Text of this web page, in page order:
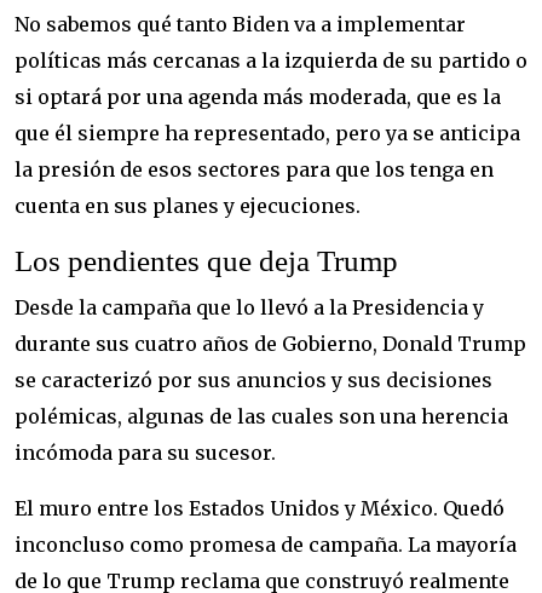
No sabemos qué tanto Biden va a implementar
políticas más cercanas a la izquierda de su partido o
si optará por una agenda más moderada, que es la
que él siempre ha representado, pero ya se anticipa
la presión de esos sectores para que los tenga en
cuenta en sus planes y ejecuciones.
Los pendientes que deja Trump
Desde la campaña que lo llevó a la Presidencia y
durante sus cuatro años de Gobierno, Donald Trump
se caracterizó por sus anuncios y sus decisiones
polémicas, algunas de las cuales son una herencia
incómoda para su sucesor.
El muro entre los Estados Unidos y México. Quedó
inconcluso como promesa de campaña. La mayoría
de lo que Trump reclama que construyó realmente